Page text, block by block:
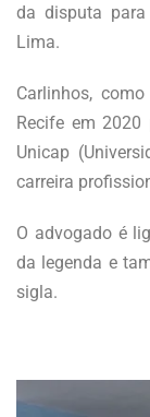
da disputa
Lima.
Carlinhos,
Recife em
Unicap
carreira
O advogado é
da legenda e
sigla.